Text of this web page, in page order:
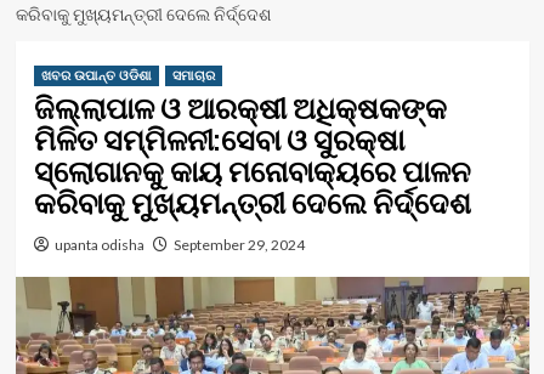
କରିବାକୁ ମୁଖ୍ୟମନ୍ତ୍ରୀ ଦେଲେ ନିର୍ଦ୍ଦେଶ
ଖବର ଉପାନ୍ତ ଓଡିଶା ସମାଚାର
ଜିଲ୍ଲାପାଳ ଓ ଆରକ୍ଷୀ ଅଧିକ୍ଷକଙ୍କ
ମିଳିତ ସମ୍ମିଳନୀ:ସେବା ଓ ସୁରକ୍ଷା
ସ୍ଲୋଗାନକୁ କାୟ ମନୋବାକ୍ୟରେ ପାଳନ
କରିବାକୁ ମୁଖ୍ୟମନ୍ତ୍ରୀ ଦେଲେ ନିର୍ଦ୍ଦେଶ
upanta odisha September 29, 2024